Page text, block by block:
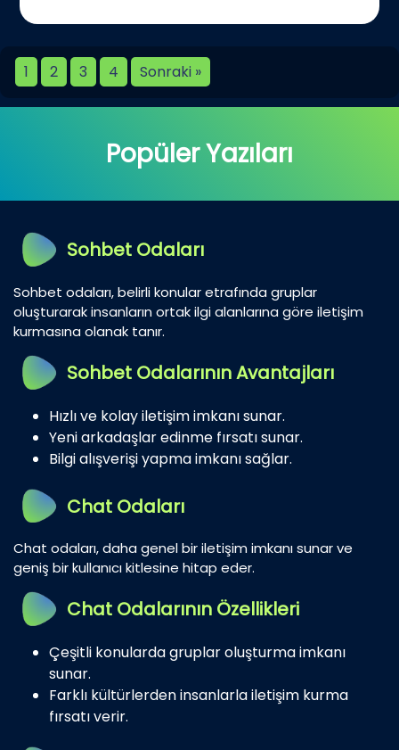
1 2 3 4 Sonraki »
Popüler Yazıları
Sohbet Odaları
Sohbet odaları, belirli konular etrafında gruplar
oluşturarak insanların ortak ilgi alanlarına göre iletişim
kurmasına olanak tanır.
Sohbet Odalarının Avantajları
Hızlı ve kolay iletişim imkanı sunar.
Yeni arkadaşlar edinme fırsatı sunar.
Bilgi alışverişi yapma imkanı sağlar.
Chat Odaları
Chat odaları, daha genel bir iletişim imkanı sunar ve
geniş bir kullanıcı kitlesine hitap eder.
Chat Odalarının Özellikleri
Çeşitli konularda gruplar oluşturma imkanı
sunar.
Farklı kültürlerden insanlarla iletişim kurma
fırsatı verir.